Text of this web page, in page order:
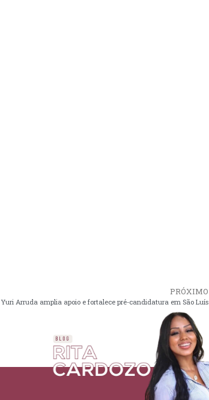
PRÓXIMO
Yuri Arruda amplia apoio e fortalece pré-candidatura em São Luís